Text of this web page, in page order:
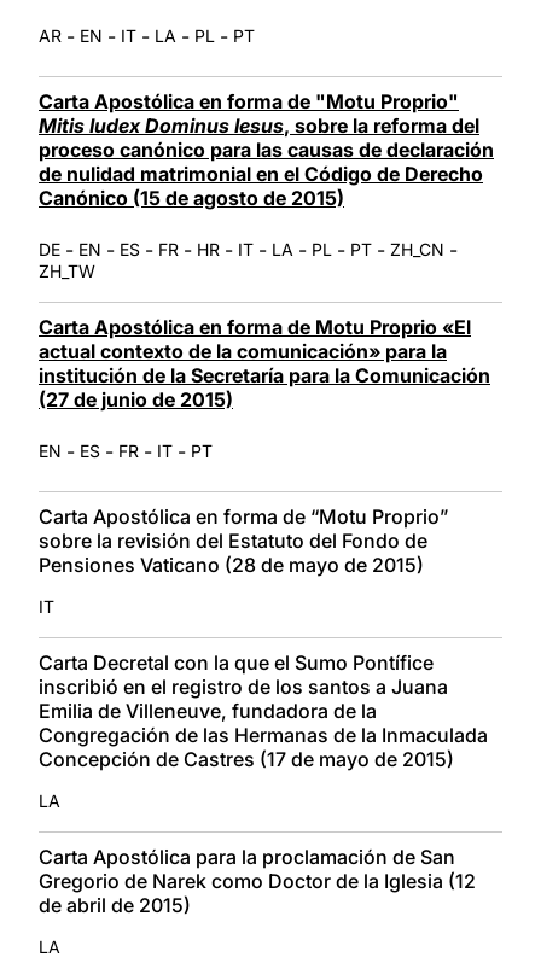
AR - EN - IT - LA - PL - PT
Carta Apostólica en forma de "Motu Proprio"
Mitis Iudex Dominus Iesus, sobre la reforma del
proceso canónico para las causas de declaración
de nulidad matrimonial en el Código de Derecho
Canónico (15 de agosto de 2015)
DE - EN - ES - FR - HR - IT - LA - PL - PT - ZH_CN -
ZH_TW
Carta Apostólica en forma de Motu Proprio «El
actual contexto de la comunicación» para la
institución de la Secretaría para la Comunicación
(27 de junio de 2015)
EN - ES - FR - IT - PT
Carta Apostólica en forma de “Motu Proprio”
sobre la revisión del Estatuto del Fondo de
Pensiones Vaticano (28 de mayo de 2015)
IT
Carta Decretal con la que el Sumo Pontífice
inscribió en el registro de los santos a Juana
Emilia de Villeneuve, fundadora de la
Congregación de las Hermanas de la Inmaculada
Concepción de Castres (17 de mayo de 2015)
LA
Carta Apostólica para la proclamación de San
Gregorio de Narek como Doctor de la Iglesia (12
de abril de 2015)
LA